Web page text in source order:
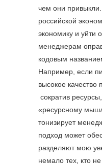
чем они привыкли.
российской
экономику и уйти
менеджерам
кодовым
Например, если
высокое
сократив
«ресурсному
тонизирует
подход может
разделяют мою
немало тех, кто